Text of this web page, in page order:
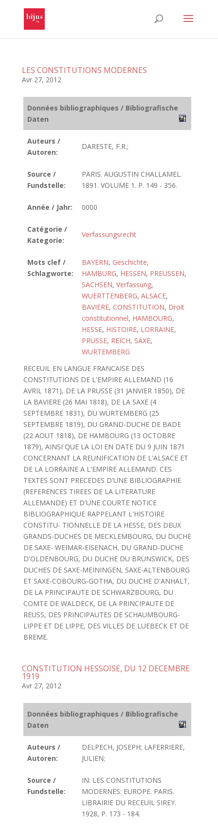
LES CONSTITUTIONS MODERNES
Avr 27, 2012
Données bibliographiques / Bibliografische
Daten
Auteurs /
Autoren:
DARESTE, F.R.;
Source /
Fundstelle:
PARIS. AUGUSTIN CHALLAMEL.
1891. VOLUME 1. P. 149 - 356.
Année / Jahr: 0000
Catégorie /
Kategorie:
Verfassungsrecht
Mots clef /
Schlagworte:
BAYERN, Geschichte,
HAMBURG, HESSEN, PREUSSEN,
SACHSEN, Verfassung,
WUERTTENBERG, ALSACE,
BAVIERE, CONSTITUTION, Droit
constitutionnel, HAMBOURG,
HESSE, HISTOIRE, LORRAINE,
PRUSSE, REICH, SAXE,
WURTEMBERG
RECEUIL EN LANGUE FRANCAISE DES
CONSTITUTIONS DE L'EMPIRE ALLEMAND (16
AVRIL 1871), DE LA PRUSSE (31 JANVIER 1850), DE
LA BAVIERE (26 MAI 1818), DE LA SAXE (4
SEPTEMBRE 1831), DU WURTEMBERG (25
SEPTEMBRE 1819), DU GRAND-DUCHE DE BADE
(22 AOUT 1818), DE HAMBOURG (13 OCTOBRE
1879), AINSI QUE LA LOI EN DATE DU 9 JUIN 1871
CONCERNANT LA REUNIFICATION DE L'ALSACE ET
DE LA LORRAINE A L'EMPIRE ALLEMAND. CES
TEXTES SONT PRECEDES D'UNE BIBLIOGRAPHIE
(REFERENCES TIREES DE LA LITERATURE
ALLEMANDE) ET D'UNE COURTE NOTICE
BIBLIOGRAPHIQUE RAPPELANT L'HISTOIRE
CONSTITU- TIONNELLE DE LA HESSE, DES DEUX
GRANDS-DUCHES DE MECKLEMBOURG, DU DUCHE
DE SAXE- WEIMAR-EISENACH, DU GRAND-DUCHE
D'OLDENBOURG, DU DUCHE DU BRUNSWICK, DES
DUCHES DE SAXE-MEININGEN, SAXE-ALTENBOURG
ET SAXE-COBOURG-GOTHA, DU DUCHE D'ANHALT,
DE LA PRINCIPAUTE DE SCHWARZBOURG, DU
COMTE DE WALDECK, DE LA PRINCIPAUTE DE
REUSS, DES PRINCIPAUTES DE SCHAUMBOURG-
LIPPE ET DE LIPPE, DES VILLES DE LUEBECK ET DE
BREME.
CONSTITUTION HESSOISE, DU 12 DECEMBRE
1919
Avr 27, 2012
Données bibliographiques / Bibliografische
Daten
Auteurs /
Autoren:
DELPECH, JOSEPH; LAFERRIERE,
JULIEN;
Source /
Fundstelle:
IN: LES CONSTITUTIONS
MODERNES: EUROPE. PARIS.
LIBRAIRIE DU RECEUIL SIREY.
1928, P. 173 - 184.